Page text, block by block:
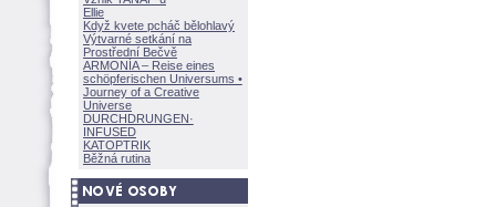
Ellie
Když kvete pcháč bělohlavý
Výtvarné setkání na
Prostřední Bečvě
ARMONÍA – Reise eines
schöpferischen Universums •
Journey of a Creative
Universe
DURCHDRUNGEN·
INFUSED
KATOPTRIK
Běžná rutina